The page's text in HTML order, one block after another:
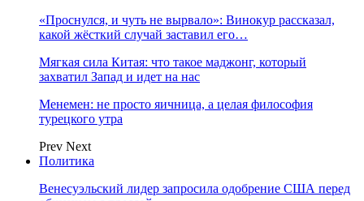
«Проснулся, и чуть не вырвало»: Винокур рассказал,
какой жёсткий случай заставил его…
Мягкая сила Китая: что такое маджонг, который
захватил Запад и идет на нас
Менемен: не просто яичница, а целая философия
турецкого утра
Prev Next
Политика
Венесуэльский лидер запросила одобрение США перед